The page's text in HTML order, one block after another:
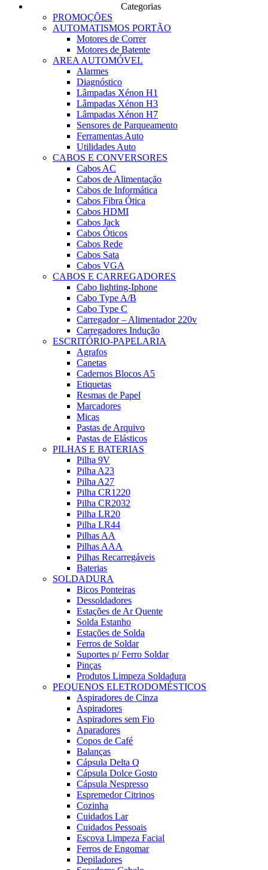
Categorias
PROMOÇÕES
AUTOMATISMOS PORTÃO
Motores de Correr
Motores de Batente
AREA AUTOMÓVEL
Alarmes
Diagnóstico
Lâmpadas Xénon H1
Lâmpadas Xénon H3
Lâmpadas Xénon H7
Sensores de Parqueamento
Ferramentas Auto
Utilidades Auto
CABOS E CONVERSORES
Cabos AC
Cabos de Alimentação
Cabos de Informática
Cabos Fibra Ótica
Cabos HDMI
Cabos Jack
Cabos Óticos
Cabos Rede
Cabos Sata
Cabos VGA
CABOS E CARREGADORES
Cabo lighting-Iphone
Cabo Type A/B
Cabo Type C
Carregador – Alimentador 220v
Carregadores Indução
ESCRITÓRIO-PAPELARIA
Agrafos
Canetas
Cadernos Blocos A5
Etiquetas
Resmas de Papel
Marcadores
Micas
Pastas de Arquivo
Pastas de Elásticos
PILHAS E BATERIAS
Pilha 9V
Pilha A23
Pilha A27
Pilha CR1220
Pilha CR2032
Pilha LR20
Pilha LR44
Pilhas AA
Pilhas AAA
Pilhas Recarregáveis
Baterias
SOLDADURA
Bicos Ponteiras
Dessoldadores
Estações de Ar Quente
Solda Estanho
Estações de Solda
Ferros de Soldar
Suportes p/ Ferro Soldar
Pinças
Produtos Limpeza Soldadura
PEQUENOS ELETRODOMÉSTICOS
Aspiradores de Cinza
Aspiradores
Aspiradores sem Fio
Aparadores
Copos de Café
Balanças
Cápsula Delta Q
Cápsula Dolce Gosto
Cápsula Nespresso
Espremedor Citrinos
Cozinha
Cuidados Lar
Cuidados Pessoais
Escova Limpeza Facial
Ferros de Engomar
Depiladores